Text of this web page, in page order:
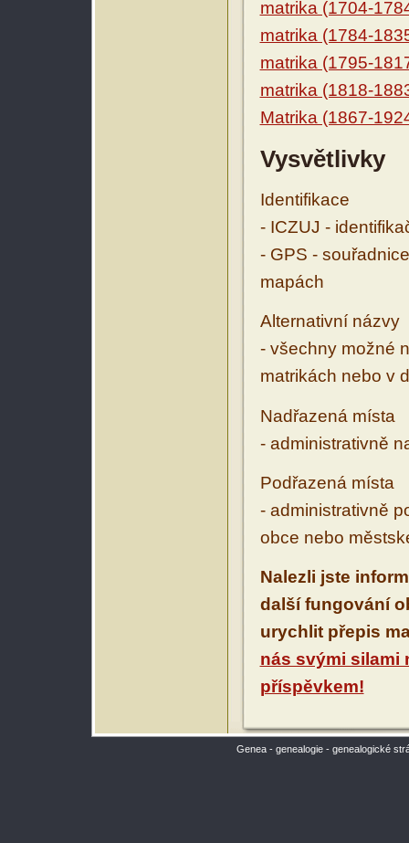
matrika (1704-
matrika (1784-
matrika (1795-
matrika (1818-
Matrika (1867-
Vysvětlivky
Identifikace
- ICZUJ -
- GPS -
mapách
Alternativní názvy
- všechny možné
matrikách nebo v
Nadřazená místa
- administrativně
Podřazená místa
- administrativně
obce nebo
Nalezli jste
další fungování
urychlit přepis
nás svými silami
příspěvkem!
Genea - genealogie - genealogické